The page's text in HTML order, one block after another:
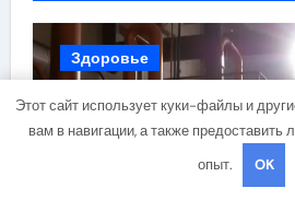
Здоровье
Этот сайт использует куки-файлы и
вам в навигации, а также предоставить
опыт.
OK